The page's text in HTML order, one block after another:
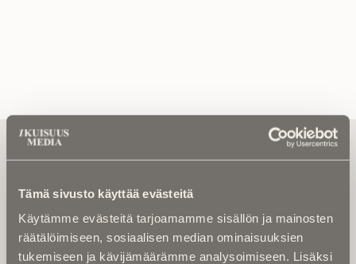
Tämä sivusto käyttää evästeitä
Käytämme evästeitä tarjoamamme sisällön ja mainosten
räätälöimiseen, sosiaalisen median ominaisuuksien
tukemiseen ja kävijämäärämme analysoimiseen. Lisäksi
Tilaa uutiskirje - Pääset heti parhaiden
artikkelien pariin!
Kirjoita alle sähköpostiosoitteesi niin saat kaksi kertaa
etteivät kiinnostavat artikkelit jää huomaamatta.
Uutiskirje on maksuton eikä se velvoita mihinkään.